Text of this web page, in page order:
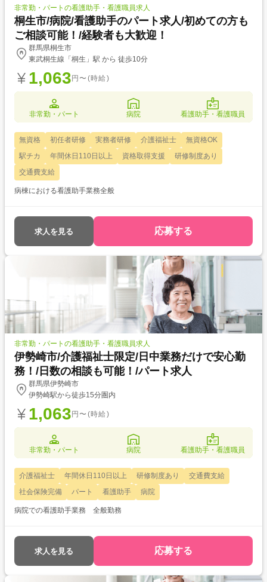
非常勤・パートの看護助手・看護職員求人
桐生市/病院/看護助手のパート求人/初めての方も
ご相談可能！/経験者も大歓迎！
群馬県桐生市
東武桐生線「桐生」駅 から 徒歩10分
1,063 円〜(時給)
非常勤・パート 病院 看護助手・看護職員
無資格 初任者研修 実務者研修 介護福祉士
無資格OK
駅チカ
年間休日110日以上 資格取得支援
研修制度あり
交通費支給
病棟における看護助手業務全般
求人を見る 応募する
非常勤・パートの看護助手・看護職員求人
伊勢崎市/介護福祉士限定/日中業務だけで安心勤
務！/日数の相談も可能！/パート求人
群馬県伊勢崎市
伊勢崎駅から徒歩15分圏内
1,063 円〜(時給)
非常勤・パート 病院 看護助手・看護職員
介護福祉士 年間休日110日以上 研修制度あり
交通費支給
社会保険完備
パート 看護助手 病院
病院での看護助手業務 全般勤務
求人を見る 応募する